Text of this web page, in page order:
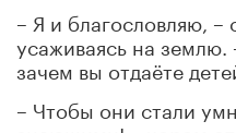
– Я и благословляю, –
усаживаясь на землю.
зачем вы отдаёте
– Чтобы они стали